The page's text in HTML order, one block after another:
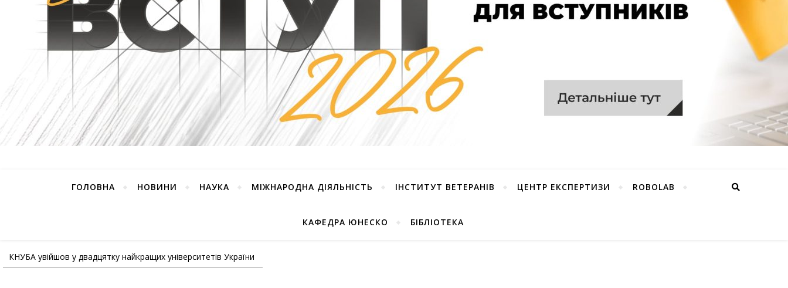
ГОЛОВНА НОВИНИ НАУКА МІЖНАРОДНА ДІЯЛЬНІСТЬ ІНСТИТУТ ВЕТЕРАНІВ ЦЕНТР ЕКСПЕРТИЗИ ROBOLAB
КАФЕДРА ЮНЕСКО БІБЛІОТЕКА
КНУБА увійшов у двадцятку найкращих університетів України